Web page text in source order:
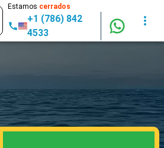
Estamos cerrados
+1 (786) 842
4533